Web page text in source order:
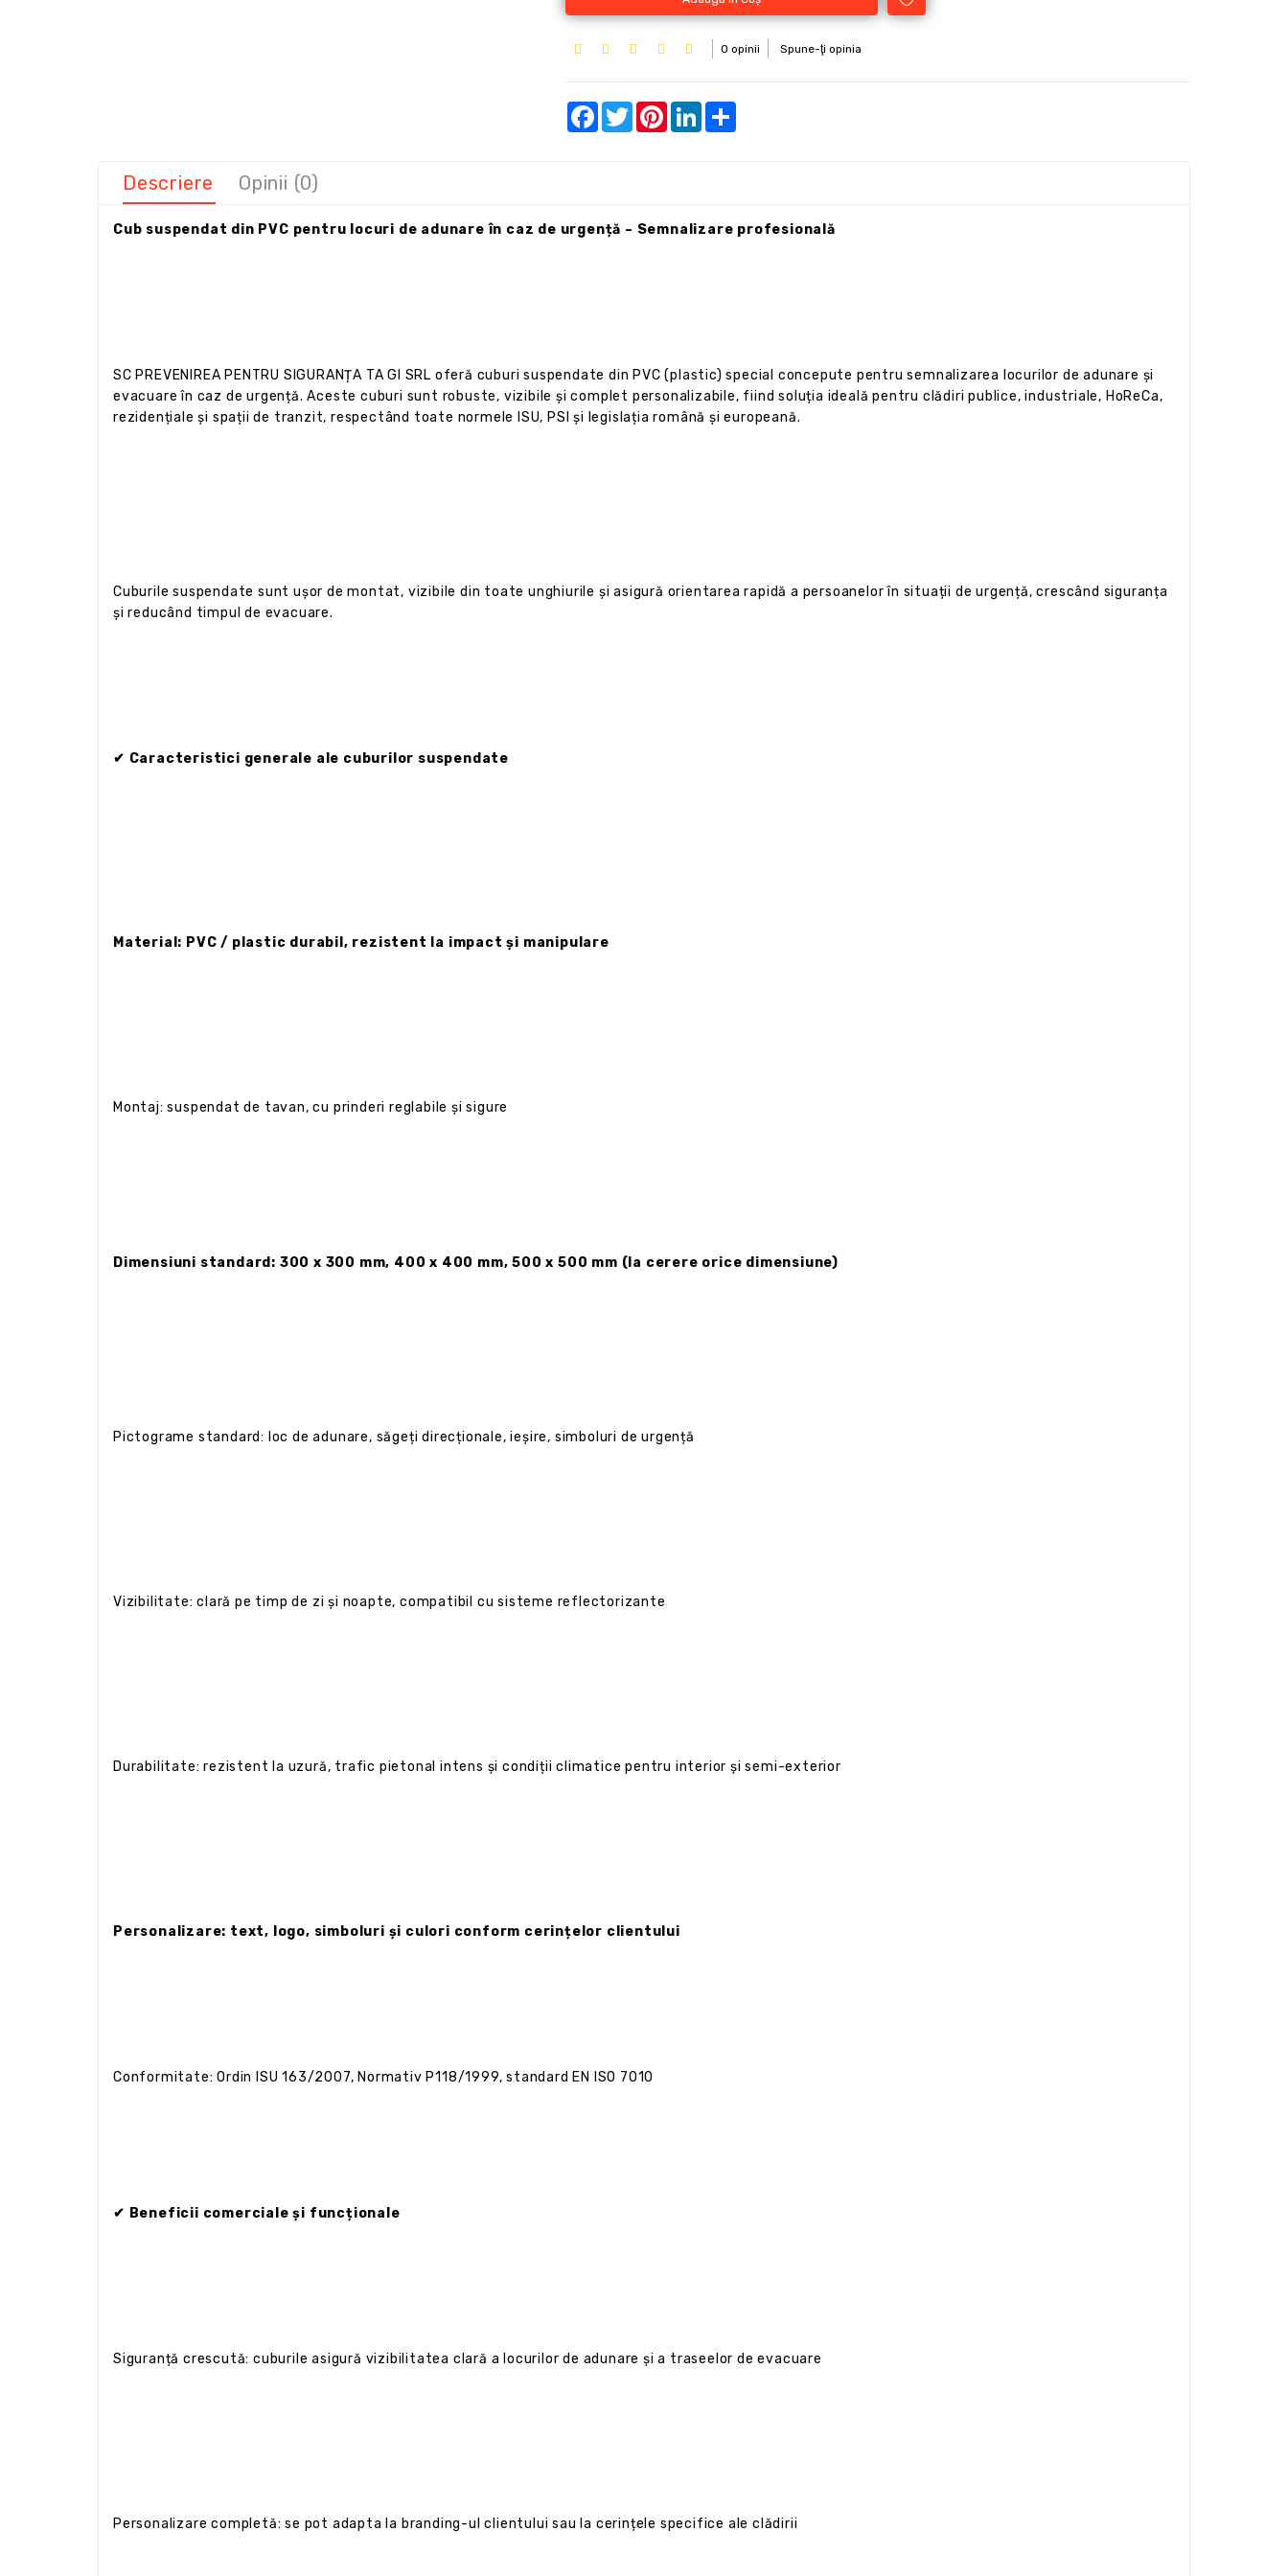
0 opinii Spune-ţi opinia
Facebook
TwitterPinterestLinkedInShare
Descriere Opinii (0)
Cub suspendat din PVC pentru locuri de adunare în caz de urgență – Semnalizare profesională
SC PREVENIREA PENTRU SIGURANȚA TA GI SRL oferă cuburi suspendate din PVC (plastic) special concepute pentru semnalizarea locurilor de adunare și
evacuare în caz de urgență. Aceste cuburi sunt robuste, vizibile și complet personalizabile, fiind soluția ideală pentru clădiri publice, industriale, HoReCa,
rezidențiale și spații de tranzit, respectând toate normele ISU, PSI și legislația română și europeană.
Cuburile suspendate sunt ușor de montat, vizibile din toate unghiurile și asigură orientarea rapidă a persoanelor în situații de urgență, crescând siguranța
și reducând timpul de evacuare.
✔ Caracteristici generale ale cuburilor suspendate
Material: PVC / plastic durabil, rezistent la impact și manipulare
Montaj: suspendat de tavan, cu prinderi reglabile și sigure
Dimensiuni standard: 300 x 300 mm, 400 x 400 mm, 500 x 500 mm (la cerere orice dimensiune)
Pictograme standard: loc de adunare, săgeți direcționale, ieșire, simboluri de urgență
Vizibilitate: clară pe timp de zi și noapte, compatibil cu sisteme reflectorizante
Durabilitate: rezistent la uzură, trafic pietonal intens și condiții climatice pentru interior și semi-exterior
Personalizare: text, logo, simboluri și culori conform cerințelor clientului
Conformitate: Ordin ISU 163/2007, Normativ P118/1999, standard EN ISO 7010
✔ Beneficii comerciale și funcționale
Siguranță crescută: cuburile asigură vizibilitatea clară a locurilor de adunare și a traseelor de evacuare
Personalizare completă: se pot adapta la branding-ul clientului sau la cerințele specifice ale clădirii